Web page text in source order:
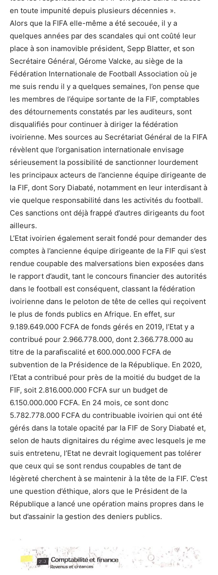
en toute impunité depuis plusieurs décennies ».
Alors que la FIFA elle-même a été secouée, il y a
quelques années par des scandales qui ont coûté leur
place à son inamovible président, Sepp Blatter, et son
Secrétaire Général, Gérome Valcke, au siège de la
Fédération Internationale de Football Association où je
me suis rendu il y a quelques semaines, l’on pense que
les membres de l’équipe sortante de la FIF, comptables
des détournements constatés par les auditeurs, sont
disqualifiés pour continuer à diriger la fédération
ivoirienne. Mes sources au Secrétariat Général de la FIFA
révèlent que l’organisation internationale envisage
sérieusement la possibilité de sanctionner lourdement
les principaux acteurs de l’ancienne équipe dirigeante de
la FIF, dont Sory Diabaté, notamment en leur interdisant à
vie quelque responsabilité dans les activités du football.
Ces sanctions ont déjà frappé d’autres dirigeants du foot
ailleurs.
L’Etat ivoirien également serait fondé pour demander des
comptes à l’ancienne équipe dirigeante de la FIF qui s’est
rendue coupable des malversations bien exposées dans
le rapport d’audit, tant le concours financier des autorités
dans le football est conséquent, classant la fédération
ivoirienne dans le peloton de tête de celles qui reçoivent
le plus de fonds publics en Afrique. En effet, sur
9.189.649.000 FCFA de fonds gérés en 2019, l’Etat y a
contribué pour 2.966.778.000, dont 2.366.778.000 au
titre de la parafiscalité et 600.000.000 FCFA de
subvention de la Présidence de la République. En 2020,
l’Etat a contribué pour près de la moitié du budget de la
FIF, soit 2.816.000.000 FCFA sur un budget de
6.150.000.000 FCFA. En 24 mois, ce sont donc
5.782.778.000 FCFA du contribuable ivoirien qui ont été
gérés dans la totale opacité par la FIF de Sory Diabaté et,
selon de hauts dignitaires du régime avec lesquels je me
suis entretenu, l’Etat ne devrait logiquement pas tolérer
que ceux qui se sont rendus coupables de tant de
légèreté cherchent à se maintenir à la tête de la FIF. C’est
une question d’éthique, alors que le Président de la
République a lancé une opération mains propres dans le
but d’assainir la gestion des deniers publics.